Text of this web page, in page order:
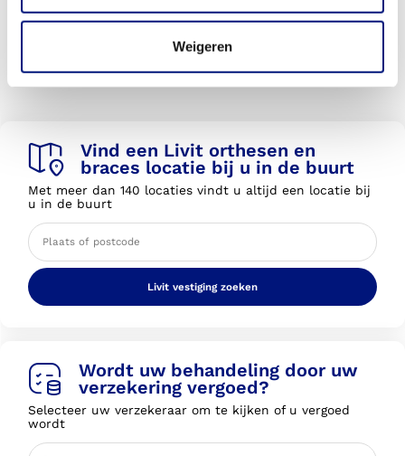
Weigeren
nodig plannen we een controleafspraak.
577beoordelingen
Bekijk alle reviews
Vind een Livit orthesen en
braces locatie bij u in de buurt
Met meer dan 140 locaties vindt u altijd een locatie bij
u in de buurt
Livit vestiging zoeken
Wordt uw behandeling door uw
verzekering vergoed?
Selecteer uw verzekeraar om te kijken of u vergoed
wordt